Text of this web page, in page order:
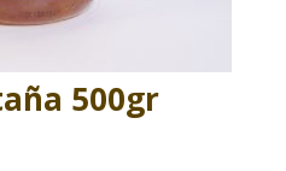
500gr